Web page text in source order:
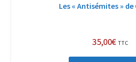
Les « Antisémites » de
35,00€ TTC